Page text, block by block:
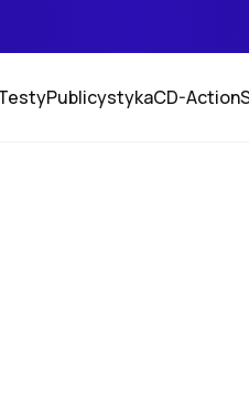
PublicystykaCD-Action